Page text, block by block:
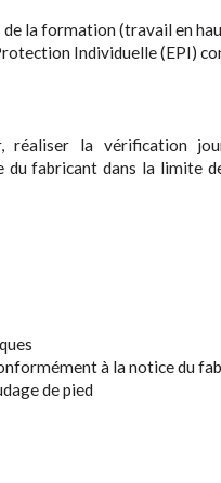
la formation (travail en
Individuelle (EPI)
la vérification
fabricant dans la limite
à la notice du
de pied